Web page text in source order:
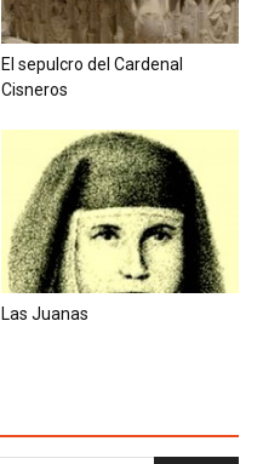
El sepulcro del Cardenal
Cisneros
Las Juanas